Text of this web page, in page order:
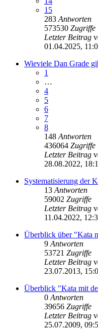
15
283Antworten
573530 Zugriffe
Letzter Beitrag
01.04.2025,
Wieviele Dan Grade
1
…
4
5
6
7
8
148Antworten
436064 Zugriffe
Letzter Beitrag
28.08.2022,
Systematisierung der
13Antworten
59002 Zugriffe
Letzter Beitrag
11.04.2022,
Überblick über "Kata
9Antworten
53721 Zugriffe
Letzter Beitrag
23.07.2013,
Überblick "Kata mit
0Antworten
39656 Zugriffe
Letzter Beitrag
25.07.2009,